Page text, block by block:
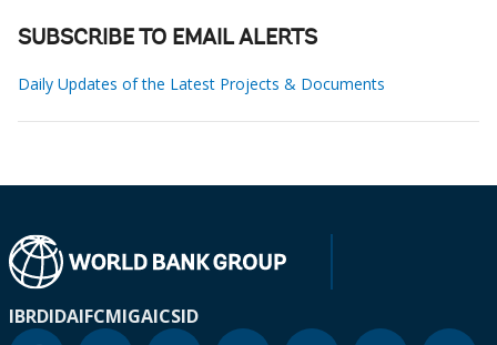
SUBSCRIBE TO EMAIL ALERTS
Daily Updates of the Latest Projects & Documents
IBRDIDAIFCMIGAICSID